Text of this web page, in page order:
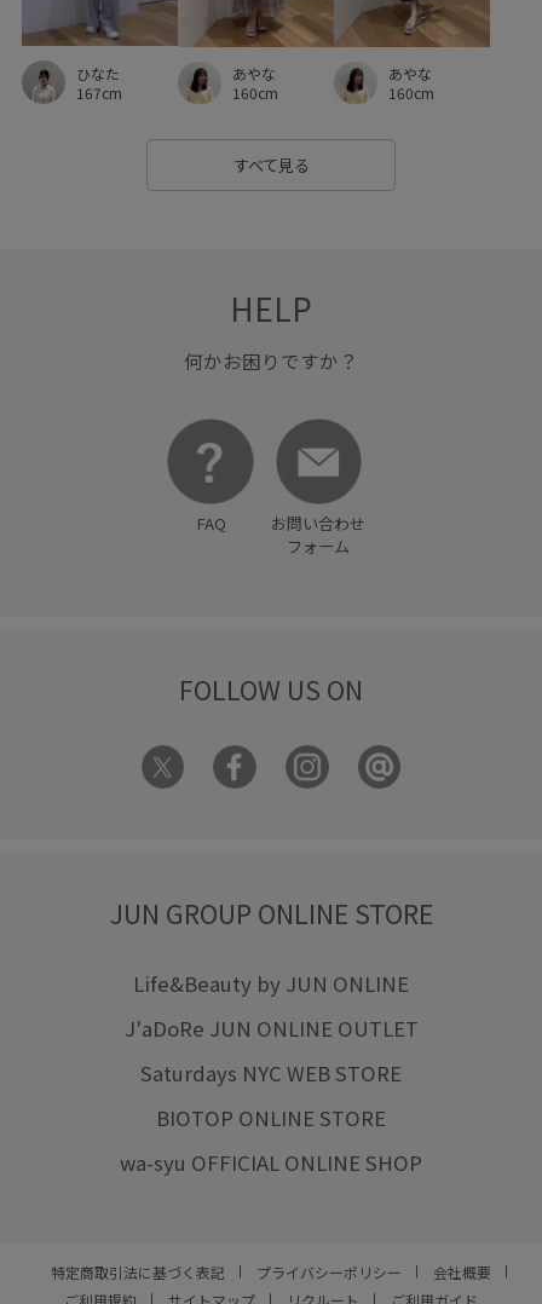
ひなた
167cm
あやな
160cm
あやな
160cm
すべて見る
HELP
何かお困りですか？
FAQ
お問い合わせ
フォーム
FOLLOW US ON
JUN GROUP ONLINE STORE
Life&Beauty by JUN ONLINE
J'aDoRe JUN ONLINE OUTLET
Saturdays NYC WEB STORE
BIOTOP ONLINE STORE
wa-syu OFFICIAL ONLINE SHOP
特定商取引法に基づく表記 プライバシーポリシー
会社概要
ご利用規約
サイトマップ リクルート ご利用ガイド